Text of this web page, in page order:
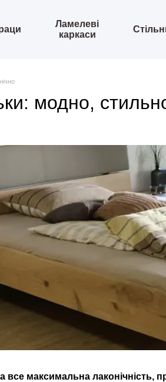
Ламелеві
каркаси
модно,
максимальна лаконічність,